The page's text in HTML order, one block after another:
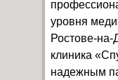
уровня
Ростове-на-
клиника
надежным